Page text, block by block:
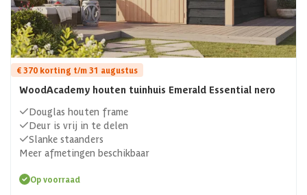
€ 370 korting t/m 31 augustus
WoodAcademy houten tuinhuis Emerald Essential nero
Douglas houten frame
Deur is vrij in te delen
Slanke staanders
Meer afmetingen beschikbaar
Op voorraad